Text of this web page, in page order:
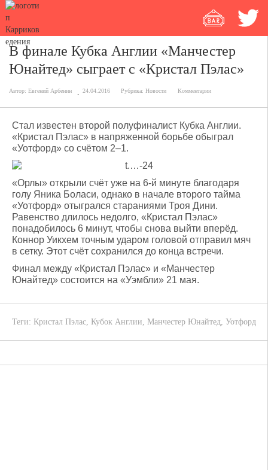
В финале Кубка Англии «Манчестер
Юнайтед» сыграет с «Кристал Пэлас»
Автор: Евгений Арбенин 24.04.2016 Рубрика: Новости Комментарии
Стал известен второй полуфиналист Кубка Англии.
«Кристал Пэлас» в напряженной борьбе обыграл
«Уотфорд» со счётом 2–1.
«Орлы» открыли счёт уже на 6-й минуте благодаря
голу Яника Боласи, однако в начале второго тайма
«Уотфорд» отыгрался стараниями Троя Дини.
Равенство длилось недолго, «Кристал Пэлас»
понадобилось 6 минут, чтобы снова выйти вперёд.
Коннор Уикхем точным ударом головой отправил мяч
в сетку. Этот счёт сохранился до конца встречи.
Финал между «Кристал Пэлас» и «Манчестер
Юнайтед» состоится на «Уэмбли» 21 мая.
Теги: Кристал Пэлас, Кубок Англии, Манчестер Юнайтед, Уотфорд